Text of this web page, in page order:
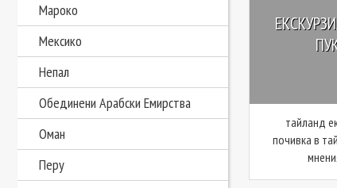
Мароко
Мексико
Непал
Обединени Арабски Емирства
Оман
Перу
тайланд
почивка в